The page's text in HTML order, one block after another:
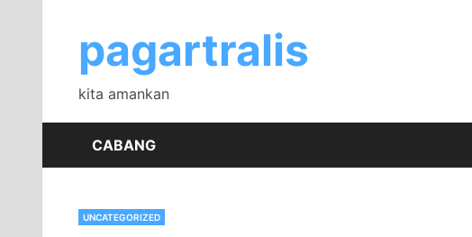
contentpagartralis
kita amankan
CABANG
UNCATEGORIZED